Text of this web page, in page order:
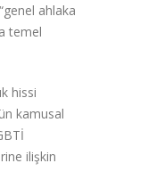
ahlaka
temel
hissi
kamusal
ilişkin